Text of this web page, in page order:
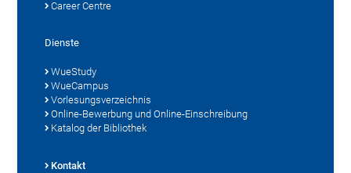
Career Centre
Dienste
WueStudy
WueCampus
Vorlesungsverzeichnis
Online-Bewerbung und Online-Einschreibung
Katalog der Bibliothek
Kontakt